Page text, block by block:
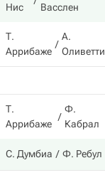
Нис
Васслен
Т.
Аррибаже
А.
Оливетти
Т.
Аррибаже
Ф.
Кабрал
С. Думбиа Ф. Ребул